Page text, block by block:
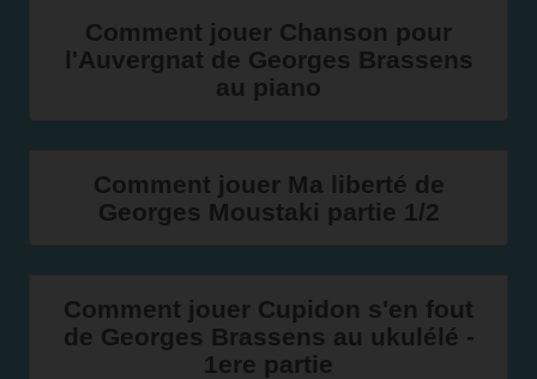
Comment jouer Chanson pour
l'Auvergnat de Georges Brassens
au piano
Comment jouer Ma liberté de
Georges Moustaki partie 1/2
Comment jouer Cupidon s'en fout
de Georges Brassens au ukulélé -
1ere partie